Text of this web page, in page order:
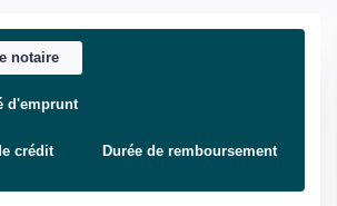
notaire
d'emprunt
crédit Durée de remboursement